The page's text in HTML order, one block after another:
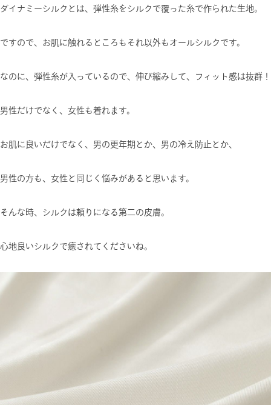
ダイナミーシルクとは、弾性糸をシルクで覆った糸で作られた生地。
ですので、お肌に触れるところもそれ以外もオールシルクです。
なのに、弾性糸が入っているので、伸び縮みして、フィット感は抜群！
男性だけでなく、女性も着れます。
お肌に良いだけでなく、男の更年期とか、男の冷え防止とか、
男性の方も、女性と同じく悩みがあると思います。
そんな時、シルクは頼りになる第二の皮膚。
心地良いシルクで癒されてくださいね。